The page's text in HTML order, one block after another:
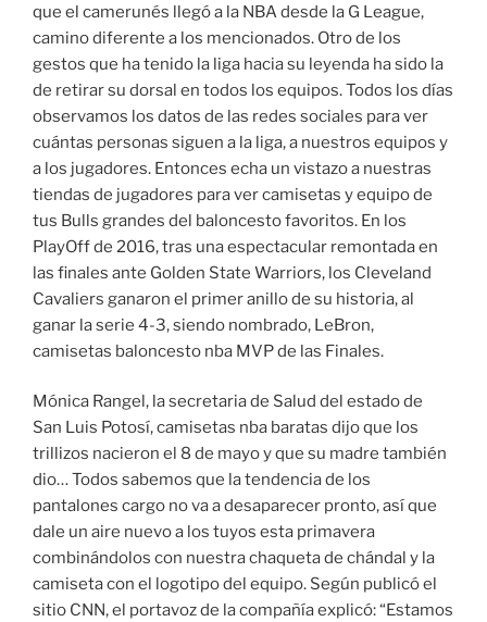
que el camerunés llegó a la NBA desde la G League,
camino diferente a los mencionados. Otro de los
gestos que ha tenido la liga hacia su leyenda ha sido la
de retirar su dorsal en todos los equipos. Todos los días
observamos los datos de las redes sociales para ver
cuántas personas siguen a la liga, a nuestros equipos y
a los jugadores. Entonces echa un vistazo a nuestras
tiendas de jugadores para ver camisetas y equipo de
tus Bulls grandes del baloncesto favoritos. En los
PlayOff de 2016, tras una espectacular remontada en
las finales ante Golden State Warriors, los Cleveland
Cavaliers ganaron el primer anillo de su historia, al
ganar la serie 4-3, siendo nombrado, LeBron,
camisetas baloncesto nba MVP de las Finales.
Mónica Rangel, la secretaria de Salud del estado de
San Luis Potosí, camisetas nba baratas dijo que los
trillizos nacieron el 8 de mayo y que su madre también
dio… Todos sabemos que la tendencia de los
pantalones cargo no va a desaparecer pronto, así que
dale un aire nuevo a los tuyos esta primavera
combinándolos con nuestra chaqueta de chándal y la
camiseta con el logotipo del equipo. Según publicó el
sitio CNN, el portavoz de la compañía explicó: “Estamos